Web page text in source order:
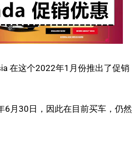
在这个2022年1月份推出了促销
6月30日，因此在目前买车，仍然